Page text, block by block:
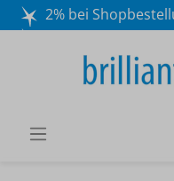
2% bei
Wir beraten Sie